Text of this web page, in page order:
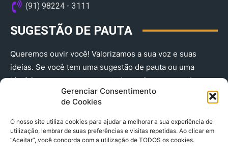
Gerenciar Consentimento
de Cookies
O nosso site utiliza cookies para ajudar a melhorar a sua experiência de
utilização, lembrar de suas preferências e visitas repetidas. Ao clicar em
“Aceitar”, você concorda com a utilização de TODOS os cookies.
(91) 98224 - 3111
SUGESTÃO DE PAUTA
Queremos ouvir você! Valorizamos a sua voz e suas
ideias. Se você tem uma sugestão de pauta ou uma
história que merece ser contada, envie-nos agora!
(91) 98224 - 3111